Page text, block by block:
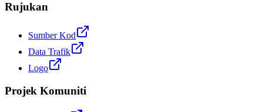
Rujukan
Sumber Kod
Data Trafik
Logo
Projek Komuniti